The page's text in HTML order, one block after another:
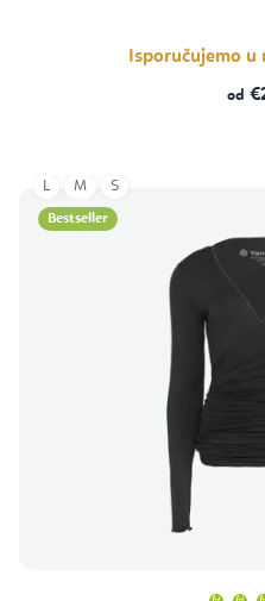
Isporučujemo u
od
Bestseller
L M S